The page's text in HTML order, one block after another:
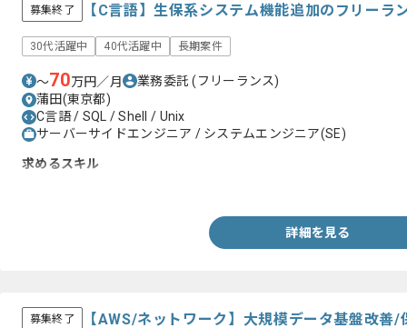
募集終了 【C言語】生保系システム機能追加のフリーラ
30代活躍中 40代活躍中 長期案件
〜70万円／月 業務委託(フリーランス)
蒲田(東京都)
C言語 / SQL / Shell / Unix
サーバーサイドエンジニア / システムエンジニア(SE)
求めるスキル
詳細を見る
募集終了 【AWS/ネットワーク】大規模データ基盤改善